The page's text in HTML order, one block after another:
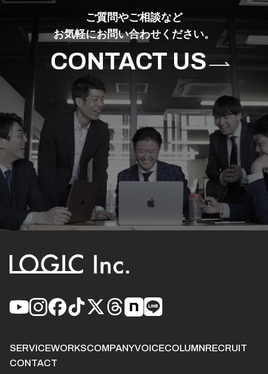
ご質問やご相談など
お気軽にお問い合わせください。
CONTACT US
SERVICEWORKSCOMPANYVOICECOLUMNRECRUIT
CONTACT